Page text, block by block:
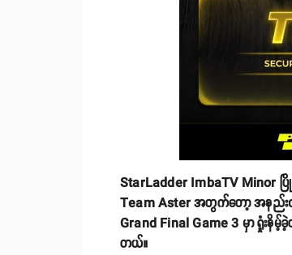
StarLadder ImbaTV Minor
Team Aster အတွက်တော့ အနည်း
Grand Final Game 3 မှာ ရှုံး
တယ်။